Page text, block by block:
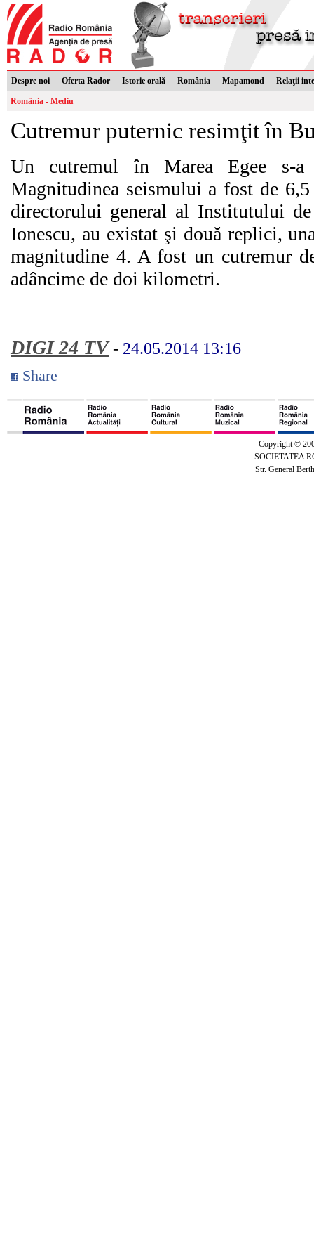
Despre noi Oferta Rador Istorie orală România Mapamond Relaţii
România - Mediu
Cutremur puternic resimţit în
Un cutremul în Marea Egee s-
Magnitudinea seismului a fost de
directorului general al Institutului
Ionescu, au existat şi două replici,
magnitudine 4. A fost un cutremur
adâncime de doi kilometri.
DIGI 24 TV - 24.05.2014 13:16
Share
Copyright ©
SOCIETATEA
Str. General